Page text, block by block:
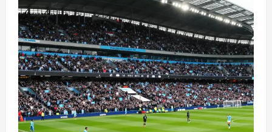
áo
Nam
Định:
Bước
ngoặt
lớn
trong
sự
nghiệp
sau
chia
tay
Hà
Nội
FC